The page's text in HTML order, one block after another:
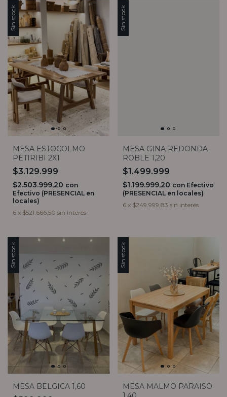
Sin stock
MESA ESTOCOLMO
PETIRIBI 2X1
$3.129.999
$2.503.999,20 con
Efectivo (PRESENCIAL en
locales)
6 x $521.666,50 sin interés
Sin stock
MESA GINA REDONDA
ROBLE 1,20
$1.499.999
$1.199.999,20 con Efectivo
(PRESENCIAL en locales)
6 x $249.999,83 sin interés
Sin stock
MESA BELGICA 1,60
Sin stock
MESA MALMO PARAISO